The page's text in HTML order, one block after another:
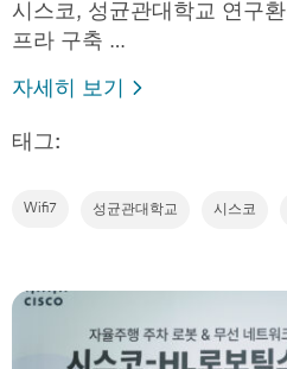
시스코, 성균관대학교 연구
프라 구축 …
자세히 보기
태그:
Wifi7 성균관대학교 시스코